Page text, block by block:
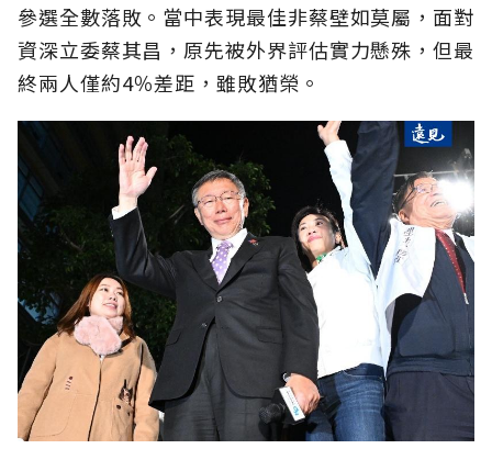
參選全數落敗。當中表現最佳非蔡壁如莫屬，面對
資深立委蔡其昌，原先被外界評估實力懸殊，但最
終兩人僅約4％差距，雖敗猶榮。